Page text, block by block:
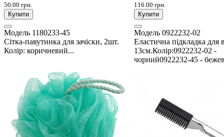
50.00 грн.
Купити
Модель 1180233-45
Сітка-павутинка для зачіски, 2шт.
Колір: коричневий...
116.00 грн.
Купити
Модель 0922232-02
Еластична підкладка для
13см.Колір:0922232-02 -
чорний0922232-45 -